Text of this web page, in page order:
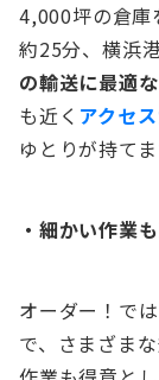
4,000坪の倉庫
約25分、横浜
の輸送に最適
も近く アクセ
ゆとりが持てま
・細かい作業
オーダー！で
で、さまざま